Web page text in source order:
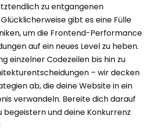
zu entgangenen
gibt es eine Fülle
um die Frontend-Performance
auf ein neues Level zu heben.
einzelner Codezeilen bis hin zu
– wir decken
ab, die deine Website in ein
verwandeln. Bereite dich darauf
begeistern und deine Konkurrenz